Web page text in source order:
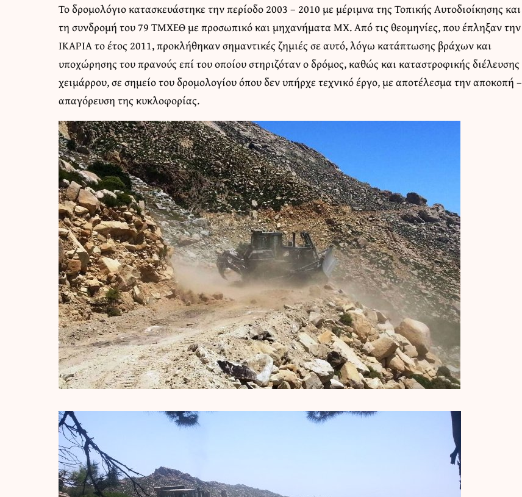
Το δρομολόγιο κατασκευάστηκε την περίοδο 2003 – 2010 με μέριμνα της Τοπικής Αυτοδιοίκησης και
τη συνδρομή του 79 ΤΜΧΕΘ με προσωπικό και μηχανήματα ΜΧ. Από τις θεομηνίες, που έπληξαν την
ΙΚΑΡΙΑ το έτος 2011, προκλήθηκαν σημαντικές ζημιές σε αυτό, λόγω κατάπτωσης βράχων και
υποχώρησης του πρανούς επί του οποίου στηριζόταν ο δρόμος, καθώς και καταστροφικής διέλευσης
χειμάρρου, σε σημείο του δρομολογίου όπου δεν υπήρχε τεχνικό έργο, με αποτέλεσμα την αποκοπή –
απαγόρευση της κυκλοφορίας.